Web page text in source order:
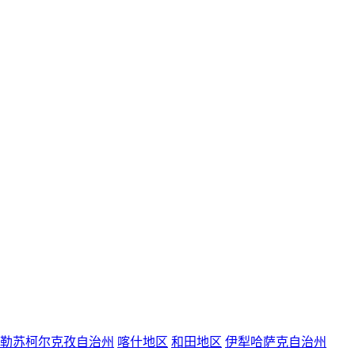
苏柯尔克孜自治州 喀什地区 和田地区 伊犁哈萨克自治州